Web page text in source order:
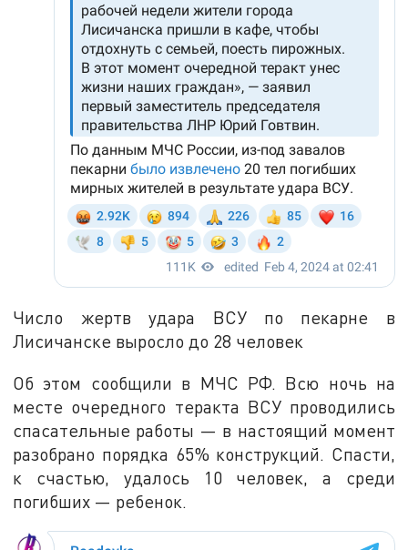
Число жертв удара ВСУ по пекарне в
Лисичанске выросло до 28 человек
Об этом сообщили в МЧС РФ. Всю ночь на
месте очередного теракта ВСУ проводились
спасательные работы — в настоящий момент
разобрано порядка 65% конструкций. Спасти,
к счастью, удалось 10 человек, а среди
погибших — ребенок.